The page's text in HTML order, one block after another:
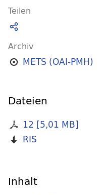
Teilen
Archiv
METS (OAI-PMH)
Dateien
12 [5,01 MB]
RIS
Inhalt